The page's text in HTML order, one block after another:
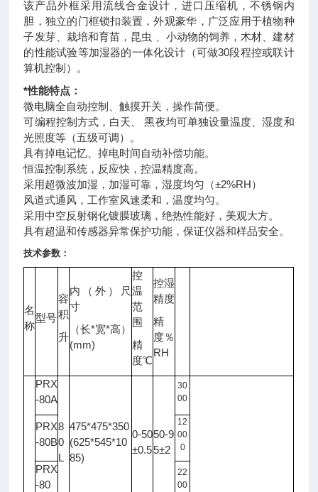
该产品外框采用流线合金设计，进口压缩机，不锈钢内
胆，独立的门框锁扣装置，外观豪华，广泛应用于植物种
子发芽、栽培和育苗，昆虫 、小动物的饲养，木材、建材
的性能试验等加湿器的一体化设计（可做30段程控或联计
算机控制）。
*性能特点：
微电脑全自动控制、触摸开关，操作简便。
可编程控制方式，白天、 黑夜均可单独设量温度、湿度和
光照度等（五级可调）。
具有掉电记忆、掉电时间自动补偿功能。
恒温控制系统，反应快，控温精度高。
采用超微波加湿，加湿可靠，湿度均匀（±2%RH）
风道式通风，工作室风速柔和，温度均匀。
采用中空反射钢化镀膜玻璃，绝热性能好，美观大方。
具有超温和传感器异常保护功能，保证仪器和样品安全。
技术参数：
名
称
型号
容
积
升
内（外）尺
寸
（长*宽*高）
(mm)
控
温
范
围
精
度℃
控湿
精度
精
度％
RH
PRX
-80A
8
0
L
475*475*350
(625*545*10
85)
0-50
±0.5
50-9
5±2
30
00
PRX
-80B
12
00
0
PRX
-80
22
00